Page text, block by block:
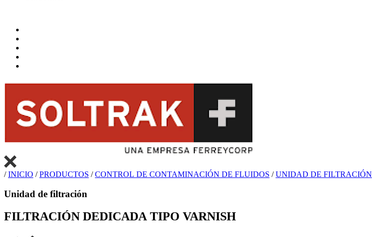
/INICIO /PRODUCTOS /CONTROL DE CONTAMINACIÓN DE FLUIDOS /UNIDAD DE FILTRACIÓN
Unidad de filtración
FILTRACIÓN DEDICADA TIPO VARNISH